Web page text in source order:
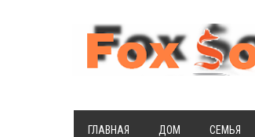
ГЛАВНАЯ ДОМ СЕМЬЯ